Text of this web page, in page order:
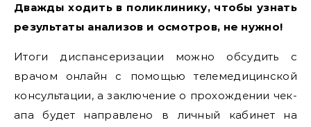
Дважды ходить в поликлинику, чтобы узнать
результаты анализов и осмотров, не нужно!
Итоги диспансеризации можно обсудить с
врачом онлайн с помощью телемедицинской
консультации, а заключение о прохождении чек-
апа будет направлено в личный кабинет на